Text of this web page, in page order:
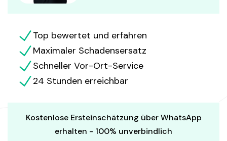
Top bewertet und erfahren
Maximaler Schadensersatz
Schneller Vor-Ort-Service
24 Stunden erreichbar
Kostenlose Ersteinschätzung über WhatsApp
erhalten - 100% unverbindlich